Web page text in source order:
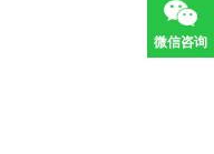
微信咨询